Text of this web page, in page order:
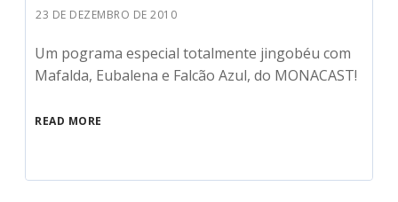
23 DE DEZEMBRO DE 2010
Um pograma especial totalmente jingobéu com
Mafalda, Eubalena e Falcão Azul, do MONACAST!
READ MORE